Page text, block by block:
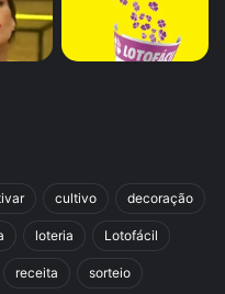
cultivo decoração
loteria Lotofácil
receita sorteio